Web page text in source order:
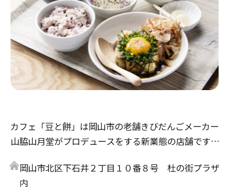
カフェ「豆と餅」は岡山市の老舗きびだんごメーカー
山脇山月堂がプロデュースをする新業態の店舗です。
山脇山月堂人気の和菓子をお楽しみいただけます。
食事メニューは岡山市で半世紀以上続く豆富店「増田
岡山市北区下石井２丁目１０番８号 杜の街プラザ
内